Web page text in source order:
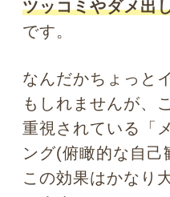
さて次回は、「仕事に効く！ 相手の
出会いの季節に！ 緊張
すための心理学